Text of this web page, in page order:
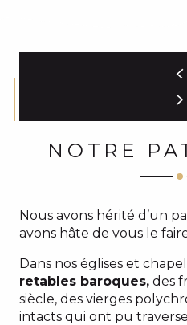
NOTRE
Nous avons hérité d’un
avons hâte de vous le
Dans nos églises et
retables baroques, des
siècle, des vierges
intacts qui ont pu